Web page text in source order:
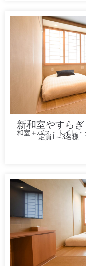
新和室やすらぎ
和室＋バス・トイレ・
定員1～3名様